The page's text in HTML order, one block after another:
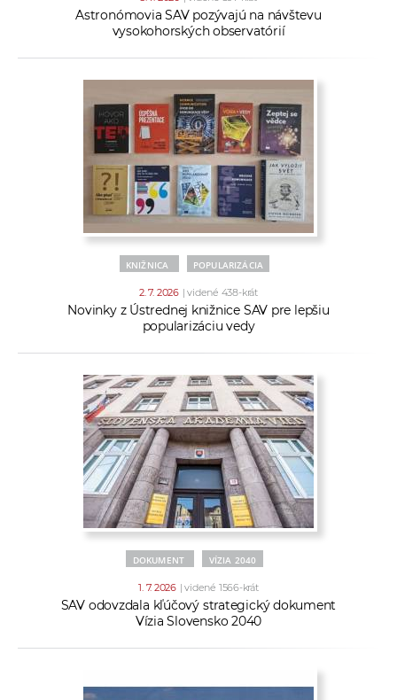
Astronómovia SAV pozývajú na návštevu
vysokohorských observatórií
KNIŽNICA POPULARIZÁCIA
2. 7. 2026 | videné 438-krát
Novinky z Ústrednej knižnice SAV pre lepšiu
popularizáciu vedy
DOKUMENT VÍZIA 2040
1. 7. 2026 | videné 1566-krát
SAV odovzdala kľúčový strategický dokument
Vízia Slovensko 2040